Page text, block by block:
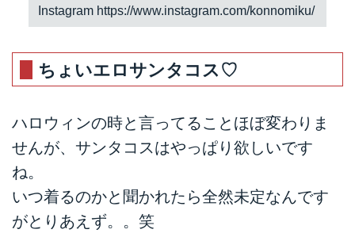
Instagram https://www.instagram.com/konnomiku/
ちょいエロサンタコス♡
ハロウィンの時と言ってることほぼ変わりま
せんが、サンタコスはやっぱり欲しいです
ね。
いつ着るのかと聞かれたら全然未定なんです
がとりあえず。。笑